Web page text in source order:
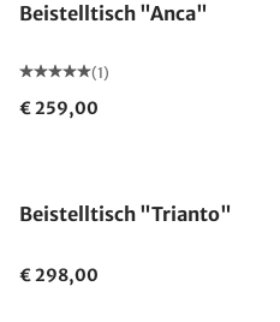
Beistelltisch "Anca"
(1)
€ 259,00
Beistelltisch "Trianto"
€ 298,00